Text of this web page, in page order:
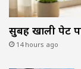
सुबह खाली पेट
14 hours ago